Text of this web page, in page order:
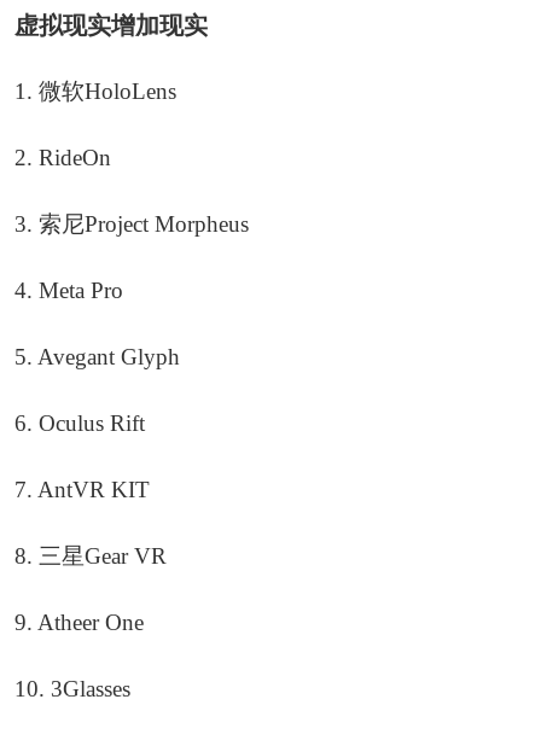
虚拟现实增加现实
1. 微软HoloLens
2. RideOn
3. 索尼Project Morpheus
4. Meta Pro
5. Avegant Glyph
6. Oculus Rift
7. AntVR KIT
8. 三星Gear VR
9. Atheer One
10. 3Glasses